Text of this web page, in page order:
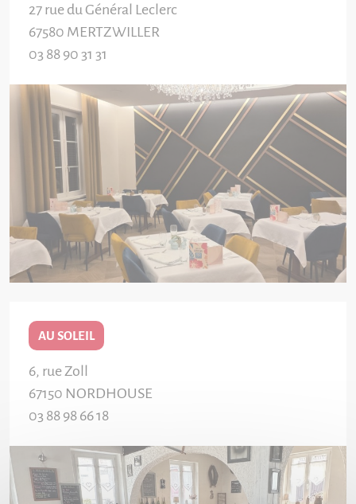
27 rue du Général Leclerc
67580 MERTZWILLER
03 88 90 31 31
AU SOLEIL
6, rue Zoll
67150 NORDHOUSE
03 88 98 66 18